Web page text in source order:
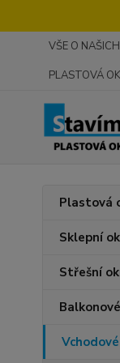
VŠE O
PLASTOVÁ
Plastová
Sklepní
Střešní